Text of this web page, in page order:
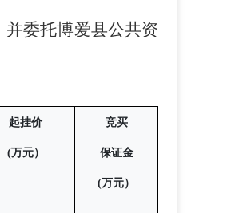
并委托博爱县公共资
起挂价
(万元）
竞买
保证金
(万元）